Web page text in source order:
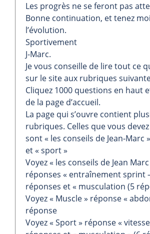
Les progrès ne se feront pas
Bonne continuation, et tenez
l’évolution.
Sportivement
J-Marc.
Je vous conseille de lire tout ce
sur le site aux rubriques
Cliquez 1000 questions en haut
de la page d’accueil.
La page qui s’ouvre contient
rubriques. Celles que vous
sont « les conseils de Jean-Marc
et « sport »
Voyez « les conseils de Jean
réponses « entraînement sprint
réponses et « musculation (5
Voyez « Muscle » réponse «
réponse
Voyez « Sport » réponse «